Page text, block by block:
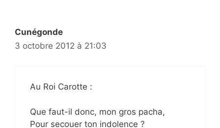
Cunégonde
3 octobre 2012 à 21:03
Au Roi Carotte :
Que faut-il donc, mon gros pacha,
Pour secouer ton indolence ?